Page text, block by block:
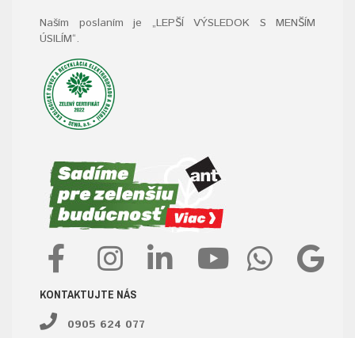
Naším poslaním je „LEPŠÍ VÝSLEDOK S MENŠÍM
ÚSILÍM“.
KONTAKTUJTE NÁS
0905 624 077